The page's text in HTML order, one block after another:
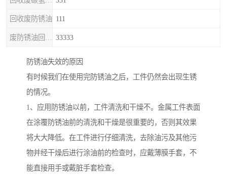
回收废防锈油 111
33333
防锈油失效的原因
有时候我们在使用完防锈油之后，工件仍然会出现生锈
的情况。
1、应用防锈油以前，工件清洗和干燥不。金属工件表面
在涂覆防锈油前的清洗和干燥是很重要的，否则其效果
将大大降低。在工件进行仔细清洗，去除油污及其他污
物并经干燥后进行涂油前的检查时，应戴薄膜手套，不
能直接用手或戴脏手套检查。